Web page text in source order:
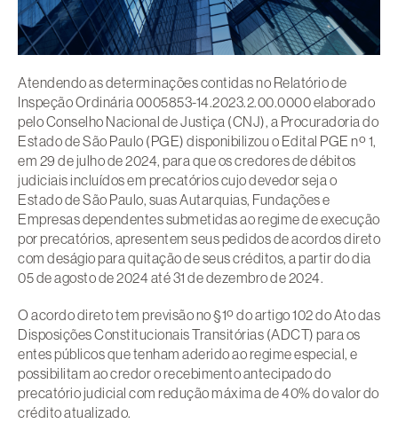
Atendendo as determinações contidas no Relatório de
Inspeção Ordinária 0005853-14.2023.2.00.0000 elaborado
pelo Conselho Nacional de Justiça (CNJ), a Procuradoria do
Estado de São Paulo (PGE) disponibilizou o Edital PGE nº 1,
em 29 de julho de 2024, para que os credores de débitos
judiciais incluídos em precatórios cujo devedor seja o
Estado de São Paulo, suas Autarquias, Fundações e
Empresas dependentes submetidas ao regime de execução
por precatórios, apresentem seus pedidos de acordos direto
com deságio para quitação de seus créditos, a partir do dia
05 de agosto de 2024 até 31 de dezembro de 2024.
O acordo direto tem previsão no §1º do artigo 102 do Ato das
Disposições Constitucionais Transitórias (ADCT) para os
entes públicos que tenham aderido ao regime especial, e
possibilitam ao credor o recebimento antecipado do
precatório judicial com redução máxima de 40% do valor do
crédito atualizado.